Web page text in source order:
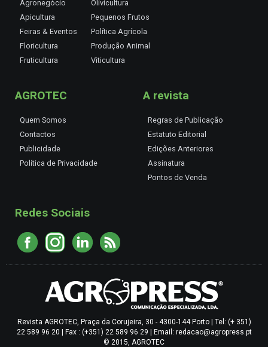
Agronegócio
Apicultura
Feiras & Eventos
Floricultura
Fruticultura
Olivicultura
Pequenos Frutos
Política Agrícola
Produção Animal
Viticultura
AGROTEC
Quem Somos
Contactos
Publicidade
Política de Privacidade
A revista
Regras de Publicação
Estatuto Editorial
Edições Anteriores
Assinatura
Pontos de Venda
Redes Sociais
Revista AGROTEC, Praça da Corujeira, 30 - 4300-144 Porto | Tel: (+ 351)
22 589 96 20 | Fax : (+351) 22 589 96 29 | Email: redacao@agropress.pt
© 2015, AGROTEC